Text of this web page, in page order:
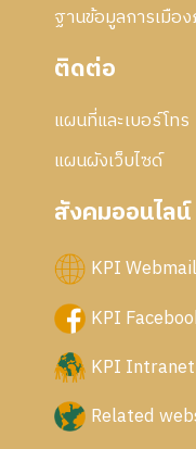
ฐานข้อมูลการเมือ
ติดต่อ
แผนที่และเบอร์โทร
แผนผังเว็บไซด์
สังคมออนไลน์
KPI Webmail
KPI
KPI Intranet
Related